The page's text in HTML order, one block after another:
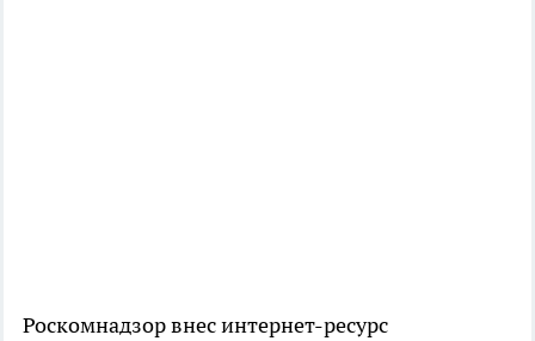
Роскомнадзор внес интернет-ресурс